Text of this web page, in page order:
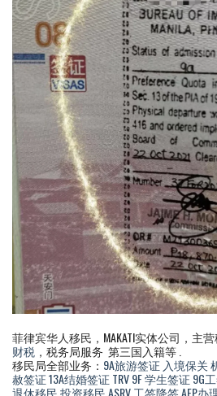
菲律宾华人移民，MAKATI实体公司，主
财税 ，税务局服务 第三国入籍等 .
移民局全部业务： 9A旅游签证 入境保关
赦签证13A结婚签证 TRV9F 学生签证 9G
退休移民投资移民ASRV工签降签AEP办